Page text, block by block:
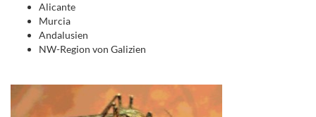
Alicante
Murcia
Andalusien
NW-Region von Galizien